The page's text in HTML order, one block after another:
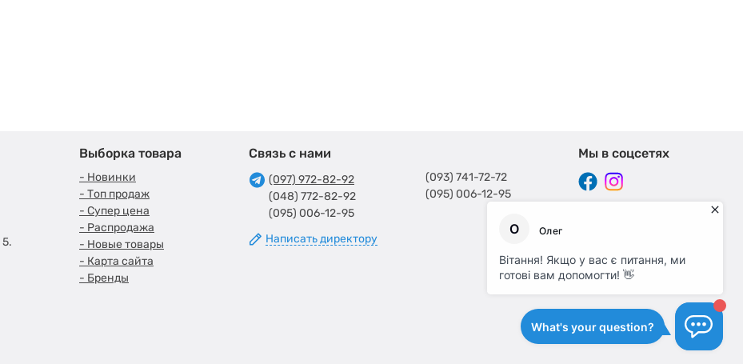
Выборка товара
- Новинки
- Топ продаж
- Супер цена
- Распродажа
- Новые товары
- Карта сайта
- Бренды
Связь с нами
(097) 972-82-92
(048) 772-82-92
(095) 006-12-95
Написать директору
(093) 741-72-72
(095) 006-12-95
Мы в соцсетях